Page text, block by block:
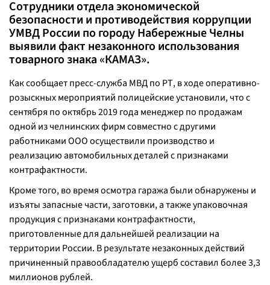
Сотрудники отдела экономической
безопасности и противодействия коррупции
УМВД России по городу Набережные Челны
выявили факт незаконного использования
товарного знака «КАМАЗ».
Как сообщает пресс-служба МВД по РТ, в ходе оперативно-
розыскных мероприятий полицейские установили, что с
сентября по октябрь 2019 года менеджер по продажам
одной из челнинских фирм совместно с другими
работниками ООО осуществили производство и
реализацию автомобильных деталей с признаками
контрафактности.
Кроме того, во время осмотра гаража были обнаружены и
изъяты запасные части, заготовки, а также упаковочная
продукция с признаками контрафактности,
приготовленные для дальнейшей реализации на
территории России. В результате незаконных действий
причиненный правообладателю ущерб составил более 3,3
миллионов рублей.